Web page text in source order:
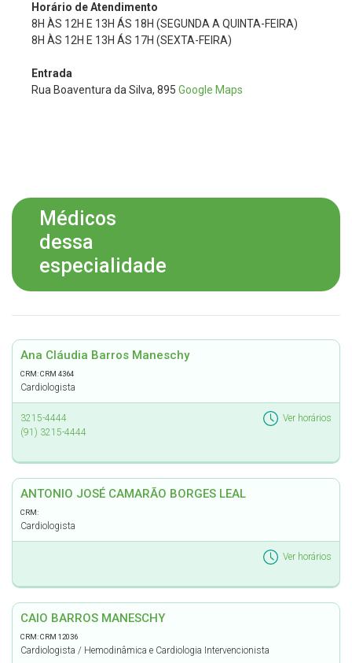
Horário de Atendimento
8H ÀS 12H E 13H ÁS 18H (SEGUNDA A QUINTA-FEIRA)
8H ÀS 12H E 13H ÁS 17H (SEXTA-FEIRA)
Entrada
Rua Boaventura da Silva, 895 Google Maps
Médicos
dessa
especialidade
Ana Cláudia Barros Maneschy
CRM: CRM 4364
Cardiologista
3215-4444
(91) 3215-4444
Ver horários
ANTONIO JOSÉ CAMARÃO BORGES LEAL
CRM:
Cardiologista
Ver horários
CAIO BARROS MANESCHY
CRM: CRM 12036
Cardiologista / Hemodinâmica e Cardiologia Intervencionista